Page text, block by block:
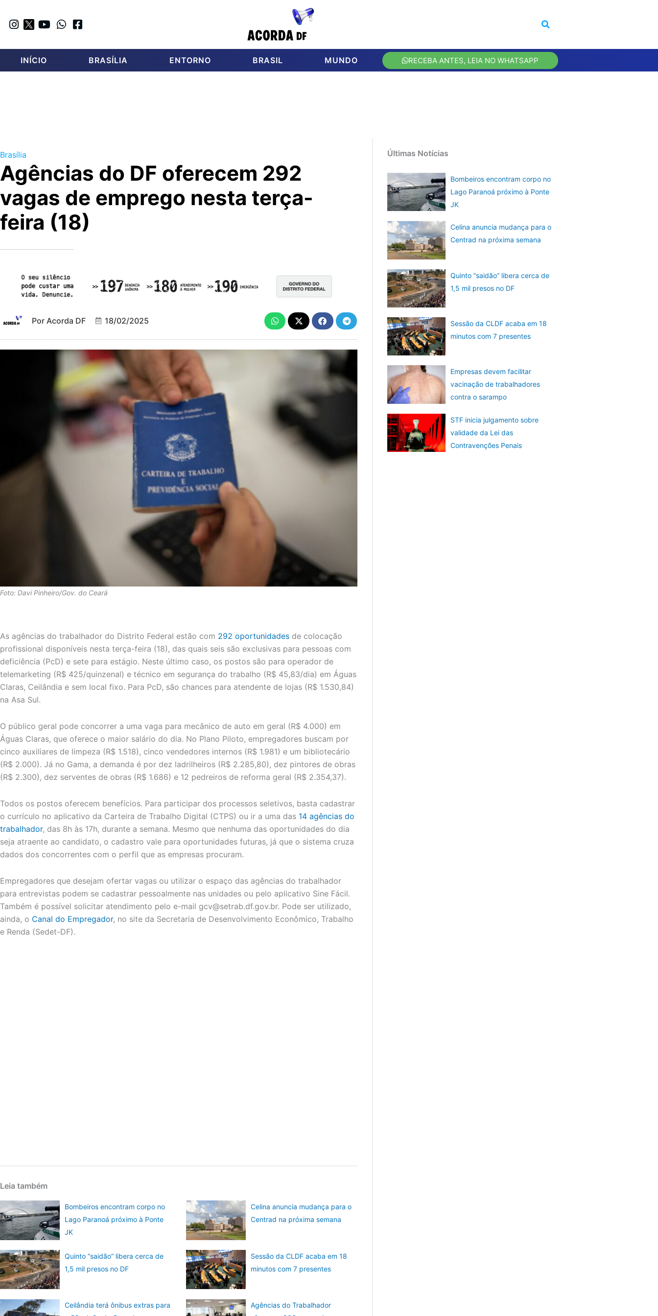
INÍCIO BRASÍLIA ENTORNO BRASIL MUNDO RECEBA ANTES, LEIA NO WHATSAPP
Brasília
Agências do DF oferecem 292
vagas de emprego nesta terça-
feira (18)
Por Acorda DF 18/02/2025
Foto: Davi Pinheiro/Gov. do Ceará
As agências do trabalhador do Distrito Federal estão com 292 oportunidades de colocação
profissional disponíveis nesta terça-feira (18), das quais seis são exclusivas para pessoas com
deficiência (PcD) e sete para estágio. Neste último caso, os postos são para operador de
telemarketing (R$ 425/quinzenal) e técnico em segurança do trabalho (R$ 45,83/dia) em Águas
Claras, Ceilândia e sem local fixo. Para PcD, são chances para atendente de lojas (R$ 1.530,84)
na Asa Sul.
O público geral pode concorrer a uma vaga para mecânico de auto em geral (R$ 4.000) em
Águas Claras, que oferece o maior salário do dia. No Plano Piloto, empregadores buscam por
cinco auxiliares de limpeza (R$ 1.518), cinco vendedores internos (R$ 1.981) e um bibliotecário
(R$ 2.000). Já no Gama, a demanda é por dez ladrilheiros (R$ 2.285,80), dez pintores de obras
(R$ 2.300), dez serventes de obras (R$ 1.686) e 12 pedreiros de reforma geral (R$ 2.354,37).
Todos os postos oferecem benefícios. Para participar dos processos seletivos, basta cadastrar
o currículo no aplicativo da Carteira de Trabalho Digital (CTPS) ou ir a uma das 14 agências do
trabalhador, das 8h às 17h, durante a semana. Mesmo que nenhuma das oportunidades do dia
seja atraente ao candidato, o cadastro vale para oportunidades futuras, já que o sistema cruza
dados dos concorrentes com o perfil que as empresas procuram.
Empregadores que desejam ofertar vagas ou utilizar o espaço das agências do trabalhador
para entrevistas podem se cadastrar pessoalmente nas unidades ou pelo aplicativo Sine Fácil.
Também é possível solicitar atendimento pelo e-mail gcv@setrab.df.gov.br. Pode ser utilizado,
ainda, o Canal do Empregador, no site da Secretaria de Desenvolvimento Econômico, Trabalho
e Renda (Sedet-DF).
Leia também
Bombeiros encontram corpo no
Lago Paranoá próximo à Ponte
JK
Celina anuncia mudança para o
Centrad na próxima semana
Quinto “saidão” libera cerca de
1,5 mil presos no DF
Sessão da CLDF acaba em 18
minutos com 7 presentes
Ceilândia terá ônibus extras para
Agências do Trabalhador
Últimas Notícias
Bombeiros encontram corpo no
Lago Paranoá próximo à Ponte
JK
Celina anuncia mudança para o
Centrad na próxima semana
Quinto “saidão” libera cerca de
1,5 mil presos no DF
Sessão da CLDF acaba em 18
minutos com 7 presentes
Empresas devem facilitar
vacinação de trabalhadores
contra o sarampo
STF inicia julgamento sobre
validade da Lei das
Contravenções Penais